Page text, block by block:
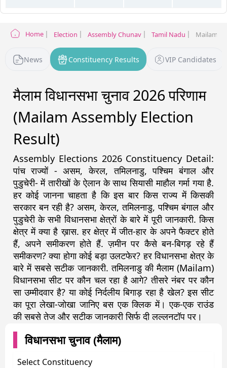
Home Election Assembly Chunav Tamil Nadu Mailam
News Constituency Results VIP Candidates
मैलाम विधानसभा चुनाव 2026 परिणाम
(Mailam Assembly Election
Result)
Assembly Elections 2026 Constituency Detail:
पांच राज्यों - असम, केरल, तमिलनाडु, पश्चिम बंगाल और
पुडुचेरी- में तारीखों के ऐलान के साथ सियासी माहौल गर्मा गया है.
हर कोई जानना चाहता है कि इस बार किस राज्य में किसकी
सरकार बन रही है? असम, केरल, तमिलनाडु, पश्चिम बंगाल और
पुडुचेरी के सभी विधानसभा क्षेत्रों के बारे में पूरी जानकारी. किस
क्षेत्र में क्या है ख़ास. हर क्षेत्र में जीत-हार के अपने फैक्टर होते
हैं, अपने समीकरण होते हैं. ज़मीन पर कैसे बन-बिगड़ रहे हैं
समीकरण? क्या होगा कोई बड़ा उलटफेर? हर विधानसभा क्षेत्र के
बारे में सबसे सटीक जानकारी. तमिलनाडु की मैलाम (Mailam)
विधानसभा सीट पर कौन चल रहा है आगे? तीसरे नंबर पर कौन
सा उम्मीदवार है? या कोई निर्दलीय बिगाड़ रहा है खेल? इस सीट
का पूरा लेखा-जोखा जानिए बस एक क्लिक में। एक-एक राउंड
की सबसे तेज और सटीक जानकारी सिर्फ दी लल्लनटॉप पर।
विधानसभा चुनाव (मैलाम)
Select Constituency